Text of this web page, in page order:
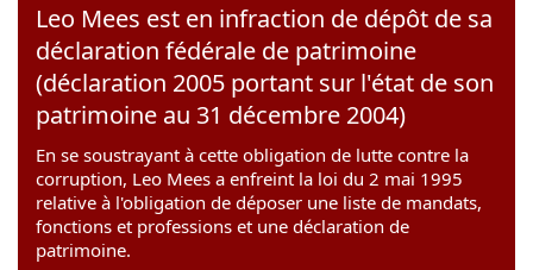
Leo Mees est en infraction de dépôt de sa
déclaration fédérale de patrimoine
(déclaration 2005 portant sur l'état de son
patrimoine au 31 décembre 2004)
En se soustrayant à cette obligation de lutte contre la
corruption, Leo Mees a enfreint la loi du 2 mai 1995
relative à l'obligation de déposer une liste de mandats,
fonctions et professions et une déclaration de
patrimoine.